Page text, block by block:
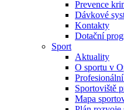
Prevence
Dávkové
Kontakty
Dotační
Sport
Aktuality
O sportu v
Sportoviště
Mapa